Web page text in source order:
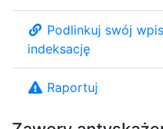
Podlinkuj swój
indeksację
Raportuj